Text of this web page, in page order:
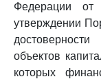
Федерации
утверждении
объектов
которых